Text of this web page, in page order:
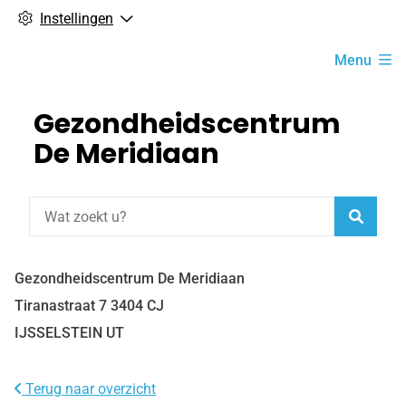
Instellingen
Menu
Gezondheidscentrum
De Meridiaan
Gezondheidscentrum De Meridiaan
Tiranastraat 7 3404 CJ
IJSSELSTEIN UT
Terug naar overzicht